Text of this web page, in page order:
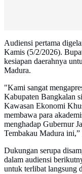
Audiensi pertama
Kamis (5/2/2026).
kesiapan daerahnya
Madura.
"Kami sangat
Kabupaten Bangkalan
Kawasan Ekonomi
membawa para
menghadap Gubernur
Tembakau Madura
Dukungan serupa
dalam audiensi
untuk terlibat langsung